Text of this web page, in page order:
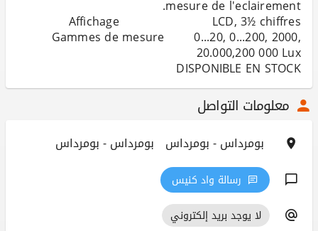
Gammes de mesure 0...20, 0...200, 2000,
DISPONIBLE EN STOCK
معلومات التواصل
بومرداس - بومرداس بومرداس - بومرداس
رسالة واد كنيس
لا يوجد بريد إلكتروني